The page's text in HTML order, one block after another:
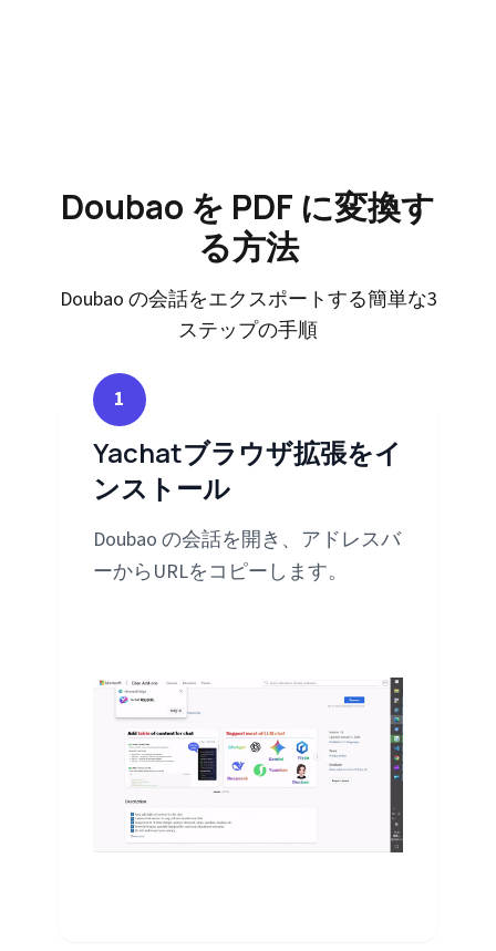
Doubao を PDF に変換す
る方法
Doubao の会話をエクスポートする簡単な3
ステップの手順
1
Yachatブラウザ拡張をイ
ンストール
Doubao の会話を開き、アドレスバ
ーからURLをコピーします。